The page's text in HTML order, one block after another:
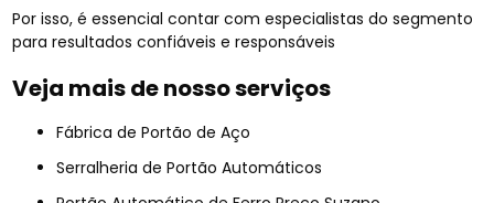
Por isso, é essencial contar com especialistas do segmento
para resultados confiáveis e responsáveis
Veja mais de nosso serviços
Fábrica de Portão de Aço
Serralheria de Portão Automáticos